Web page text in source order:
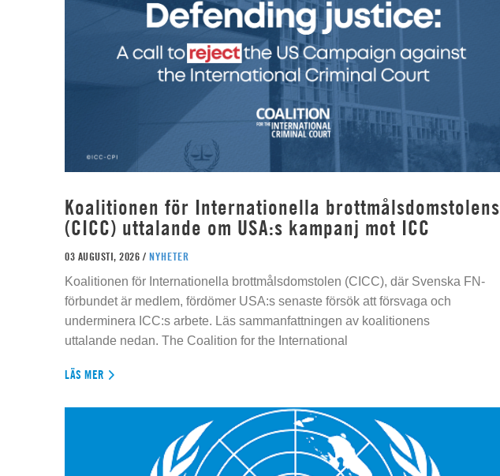
Koalitionen för Internationella brottmålsdomstolens
(CICC) uttalande om USA:s kampanj mot ICC
03 AUGUSTI, 2026 / NYHETER
Koalitionen för Internationella brottmålsdomstolen (CICC), där Svenska FN-
förbundet är medlem, fördömer USA:s senaste försök att försvaga och
underminera ICC:s arbete. Läs sammanfattningen av koalitionens
uttalande nedan. The Coalition for the International
LÄS MER